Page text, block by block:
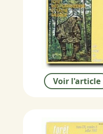
Voir l'article